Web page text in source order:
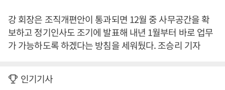
강 회장은 조직개편안이 통과되면 12월 중 사무공간을 확
보하고 정기인사도 조기에 발표해 내년 1월부터 바로 업무
가 가능하도록 하겠다는 방침을 세워뒀다. 조승리 기자
인기기사